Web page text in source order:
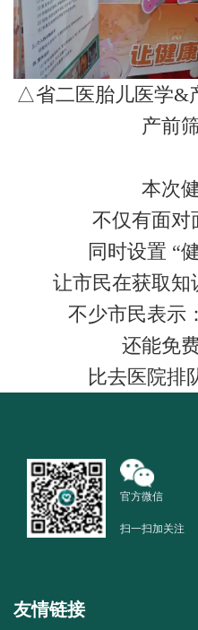
△省二医胎儿医学&
产前
本次
不仅有面对
同时设置 “
让市民在获取知
不少市民表示
还能免
比去医院排
官方微信
扫一扫加关注
友情链接